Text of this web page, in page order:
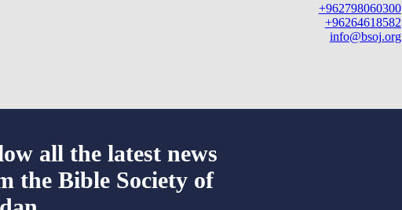
962798060300+
96264618582+
info@bsoj.org
all the latest news
the Bible Society of